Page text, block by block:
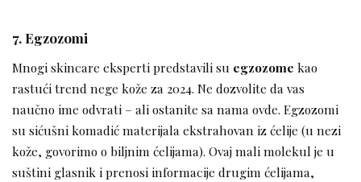
7. Egzozomi
Mnogi skincare eksperti predstavili su egzozome kao
rastući trend nege kože za 2024. Ne dozvolite da vas
naučno ime odvrati – ali ostanite sa nama ovde. Egzozomi
su sićušni komadić materijala ekstrahovan iz ćelije (u nezi
kože, govorimo o biljnim ćelijama). Ovaj mali molekul je u
suštini glasnik i prenosi informacije drugim ćelijama,